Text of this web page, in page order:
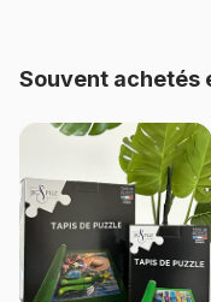
Provenance
EAN
Nombre de pièces
Souvent achetés